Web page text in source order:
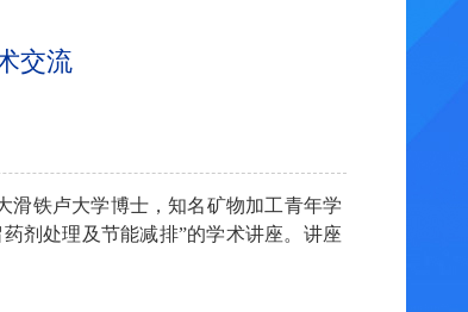
交流
滑铁卢大学博士，知名矿物加工青年学
剂处理及节能减排”的学术讲座。讲座